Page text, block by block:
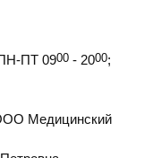
ПТ 0900 - 2000;
Медицинский